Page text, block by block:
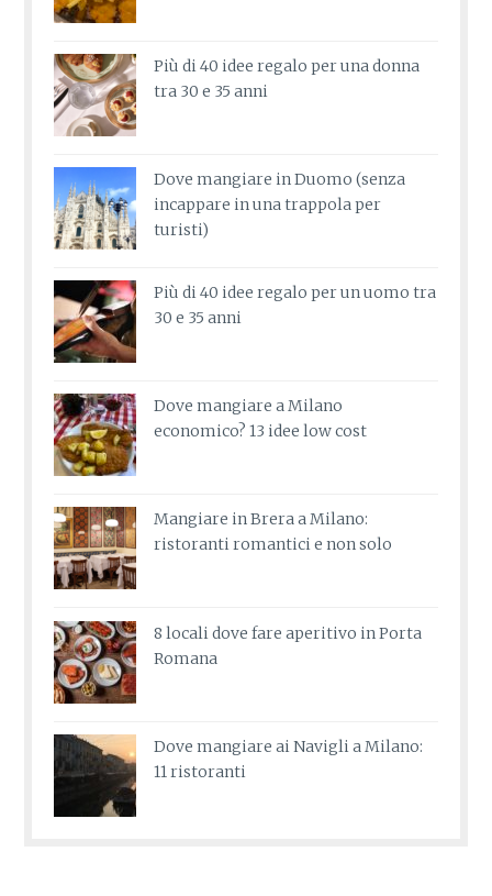
Più di 40 idee regalo per una donna
tra 30 e 35 anni
Dove mangiare in Duomo (senza
incappare in una trappola per
turisti)
Più di 40 idee regalo per un uomo tra
30 e 35 anni
Dove mangiare a Milano
economico? 13 idee low cost
Mangiare in Brera a Milano:
ristoranti romantici e non solo
8 locali dove fare aperitivo in Porta
Romana
Dove mangiare ai Navigli a Milano:
11 ristoranti